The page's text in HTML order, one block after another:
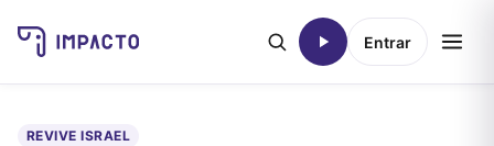
Entrar
REVIVE ISRAEL